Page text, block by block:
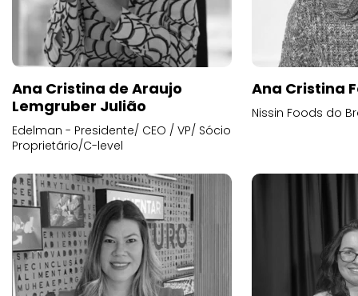
Ana Cristina de Araujo
Lemgruber Julião
Edelman - Presidente/ CEO / VP/ Sócio
Proprietário/C-level
Ana Cristina
Nissin Foods do